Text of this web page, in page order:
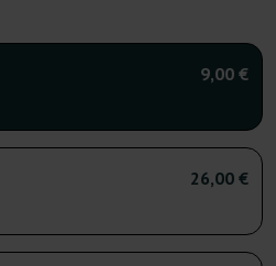
9,00 €
26,00 €